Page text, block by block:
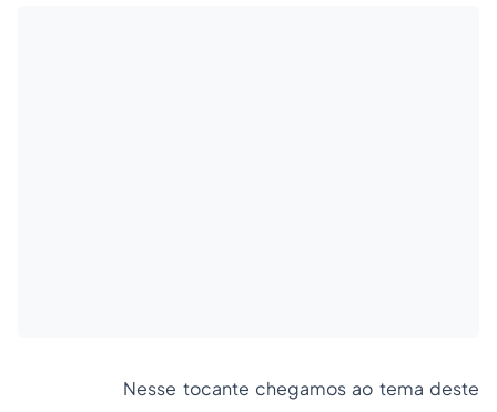
Nesse tocante chegamos ao tema deste